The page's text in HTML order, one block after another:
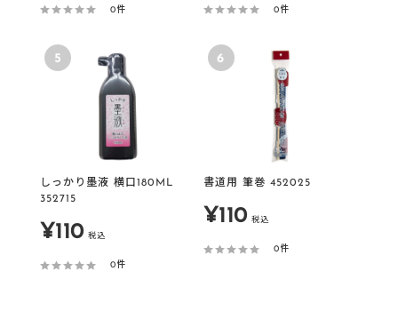
売
格
0件
売
格
0件
5
しっかり墨液 横口180ML
352715
販
売
¥110 税込
0件
6
書道用 筆巻 452025
販
売
¥110 税込
0件